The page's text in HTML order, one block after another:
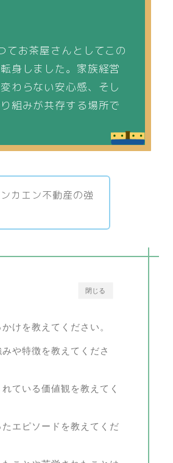
てお茶屋さんとしてこの
身しました。家族経営
わらない安心感、そし
組みが共存する場所で
カエン不動産の強
閉じる
けを教えてください。
や特徴を教えてくださ
ている価値観を教えてく
エピソードを教えてくだ